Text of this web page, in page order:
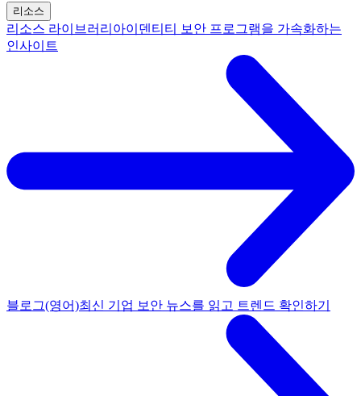
리소스
리소스 라이브러리 아이덴티티 보안 프로그램을 가속화하는
인사이트
블로그(영어)최신 기업 보안 뉴스를 읽고 트렌드 확인하기